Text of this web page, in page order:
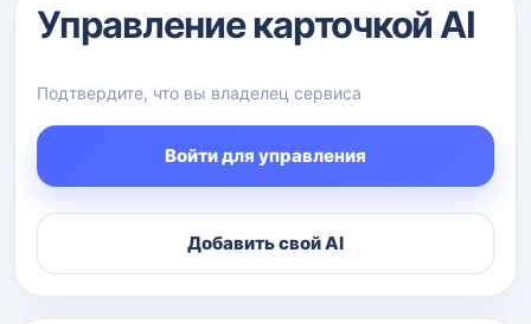
Управление карточкой AI
Подтвердите, что вы владелец сервиса
Войти для управления
Добавить свой AI